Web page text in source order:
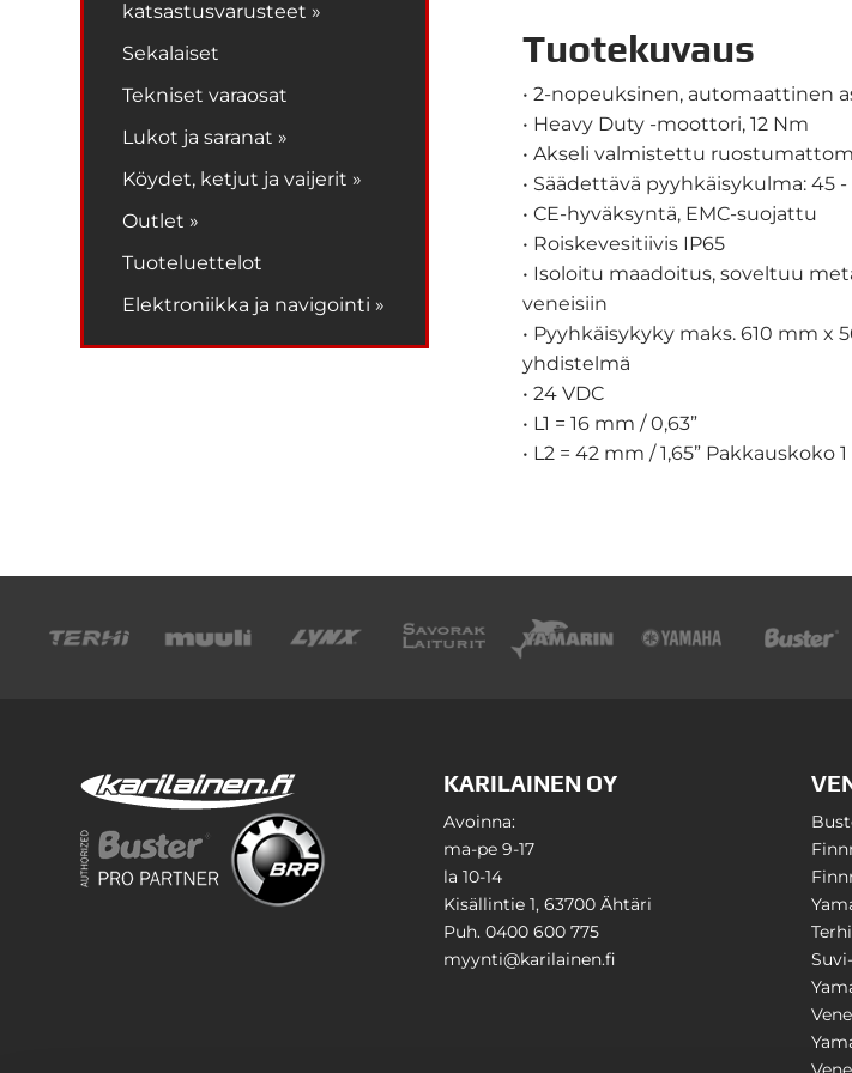
katsastusvarusteet »
Sekalaiset
Tekniset varaosat
Lukot ja saranat »
Köydet, ketjut ja vaijerit »
Outlet »
Tuoteluettelot
Elektroniikka ja navigointi »
Tuotekuvaus
• 2-nopeuksinen, automaattinen
• Heavy Duty -moottori, 12 Nm
• Akseli valmistettu
• Säädettävä pyyhkäisykulma: 45 -
• CE-hyväksyntä, EMC-suojattu
• Roiskevesitiivis IP65
• Isoloitu maadoitus, soveltuu
veneisiin
• Pyyhkäisykyky maks. 610 mm x
yhdistelmä
• 24 VDC
• L1 = 16 mm / 0,63”
• L2 = 42 mm / 1,65” Pakkauskoko
KARILAINEN OY
Avoinna:
ma-pe 9-17
la 10-14
Kisällintie 1, 63700 Ähtäri
Puh. 0400 600 775
myynti@karilainen.fi